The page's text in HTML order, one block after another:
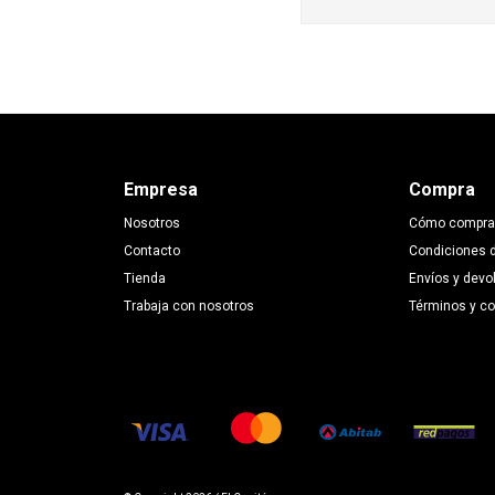
Empresa
Nosotros
Contacto
Tienda
Trabaja con nosotros
Compra
Cómo
Condiciones
Envíos y
Términos y